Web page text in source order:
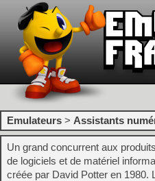
Emulateurs > Assistants
Un grand concurrent aux
de logiciels et de matériel
créée par David Potter en 1980.